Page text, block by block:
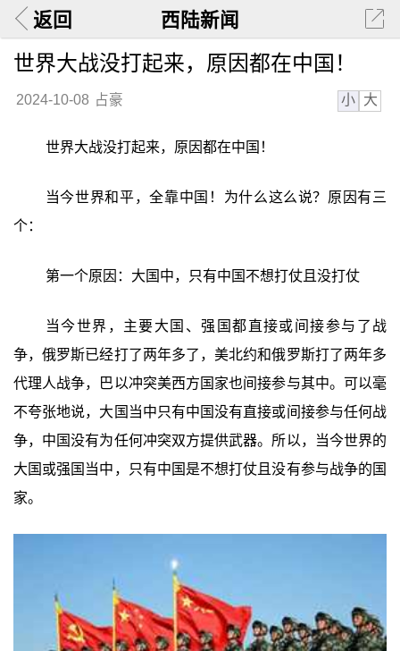
返回 西陆新闻
世界大战没打起来，原因都在中国！
2024-10-08 占豪 小 大
世界大战没打起来，原因都在中国！
当今世界和平，全靠中国！为什么这么说？原因有三
个：
第一个原因：大国中，只有中国不想打仗且没打仗
当今世界，主要大国、强国都直接或间接参与了战
争，俄罗斯已经打了两年多了，美北约和俄罗斯打了两年多
代理人战争，巴以冲突美西方国家也间接参与其中。可以毫
不夸张地说，大国当中只有中国没有直接或间接参与任何战
争，中国没有为任何冲突双方提供武器。所以，当今世界的
大国或强国当中，只有中国是不想打仗且没有参与战争的国
家。